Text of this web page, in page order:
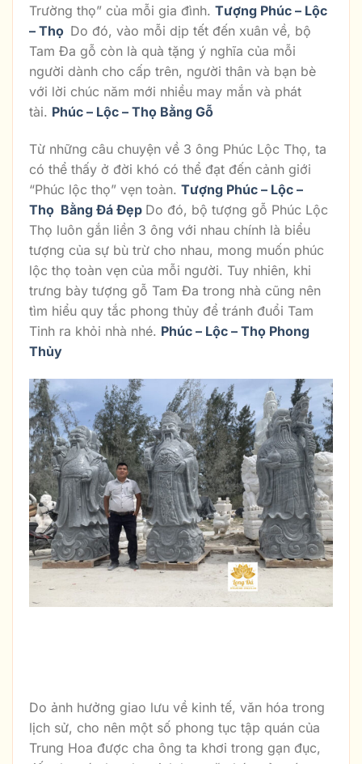
Trường thọ” của mỗi gia đình. Tượng Phúc – Lộc
– Thọ Do đó, vào mỗi dịp tết đến xuân về, bộ
Tam Đa gỗ còn là quà tặng ý nghĩa của mỗi
người dành cho cấp trên, người thân và bạn bè
với lời chúc năm mới nhiều may mắn và phát
tài. Phúc – Lộc – Thọ Bằng Gỗ
Từ những câu chuyện về 3 ông Phúc Lộc Thọ, ta
có thể thấy ở đời khó có thể đạt đến cảnh giới
“Phúc lộc thọ” vẹn toàn. Tượng Phúc – Lộc –
Thọ Bằng Đá Đẹp Do đó, bộ tượng gỗ Phúc Lộc
Thọ luôn gắn liền 3 ông với nhau chính là biểu
tượng của sự bù trừ cho nhau, mong muốn phúc
lộc thọ toàn vẹn của mỗi người. Tuy nhiên, khi
trưng bày tượng gỗ Tam Đa trong nhà cũng nên
tìm hiểu quy tắc phong thủy để tránh đuổi Tam
Tinh ra khỏi nhà nhé. Phúc – Lộc – Thọ Phong
Thủy
Do ảnh hưởng giao lưu về kinh tế, văn hóa trong
lịch sử, cho nên một số phong tục tập quán của
Trung Hoa được cha ông ta khơi trong gạn đục,